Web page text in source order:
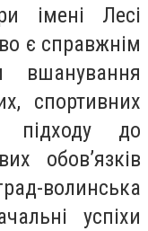
імені Лесі
є справжнім
вшанування
спортивних
підходу до
обов’язків
волинська
успіхи